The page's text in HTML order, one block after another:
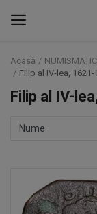
Favorite
Acasă
Filip al IV-lea, 1621-
Filip al IV-